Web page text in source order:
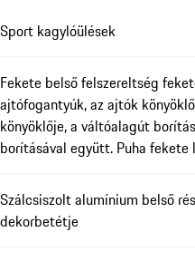
Sport kagylóülések
Fekete belső felszereltség
ajtófogantyúk, az ajtók
könyöklője, a váltóalagút
borításával együtt. Puha
Szálcsiszolt alumínium belső
dekorbetétje